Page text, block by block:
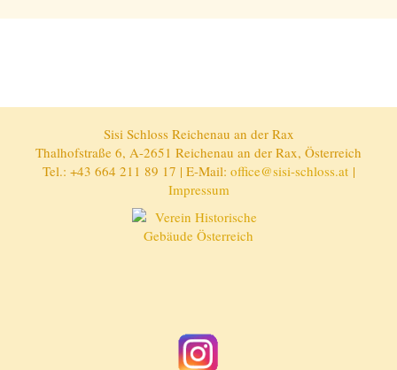
Sisi Schloss Reichenau an der Rax
Thalhofstraße 6, A-2651 Reichenau an der Rax, Österreich
Tel.: +43 664 211 89 17 | E-Mail: office@sisi-schloss.at|
Impressum